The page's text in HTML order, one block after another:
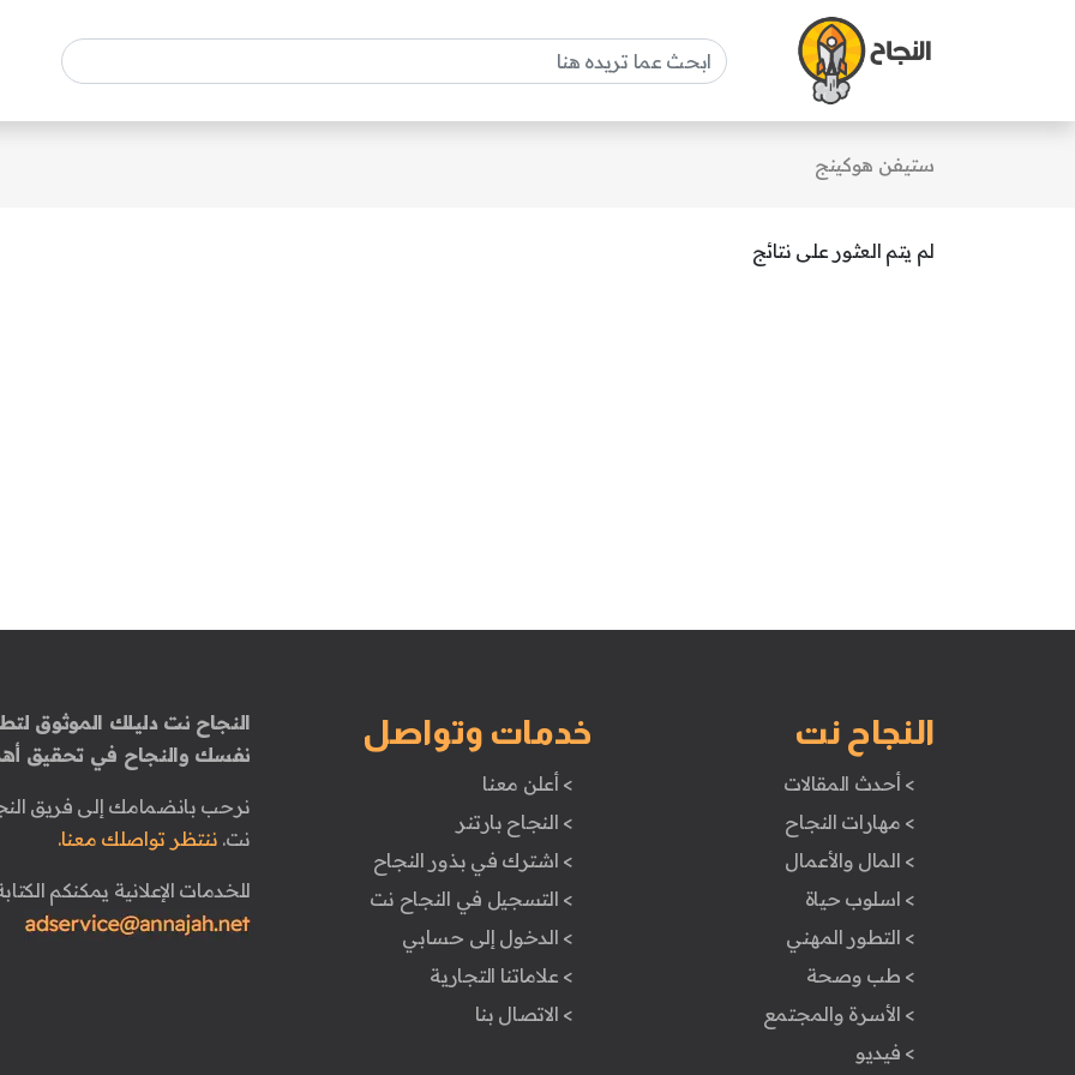
ستيفن هوكينج
لم يتم العثور على نتائج
النجاح نت
> أحدث المقالات
> مهارات النجاح
> المال والأعمال
> اسلوب حياة
> التطور المهني
> طب وصحة
> الأسرة والمجتمع
> فيديو
خدمات وتواصل
> أعلن معنا
> النجاح بارتنر
> اشترك في بذور النجاح
> التسجيل في النجاح نت
> الدخول إلى حسابي
> علاماتنا التجارية
> الاتصال بنا
النجاح نت دليلك الموثوق
نفسك والنجاح في تحقيق
نرحب بانضمامك إلى فريق
نت. ننتظر تواصلك معنا.
للخدمات الإعلانية يمكنكم